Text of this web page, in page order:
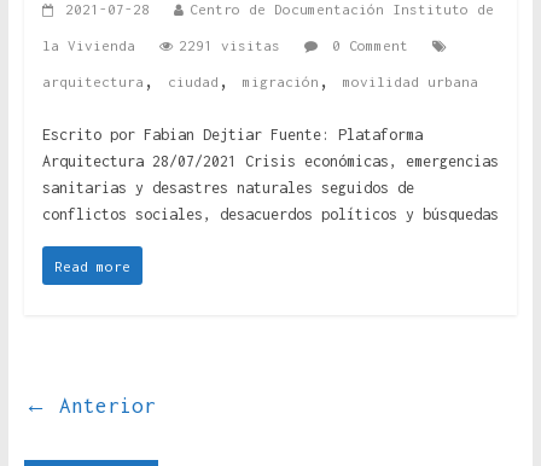
2021-07-28 Centro de Documentación Instituto de
la Vivienda 2291 visitas 0 Comment
arquitectura , ciudad , migración , movilidad urbana
Escrito por Fabian Dejtiar Fuente: Plataforma
Arquitectura 28/07/2021 Crisis económicas, emergencias
sanitarias y desastres naturales seguidos de
conflictos sociales, desacuerdos políticos y búsquedas
Read more
← Anterior